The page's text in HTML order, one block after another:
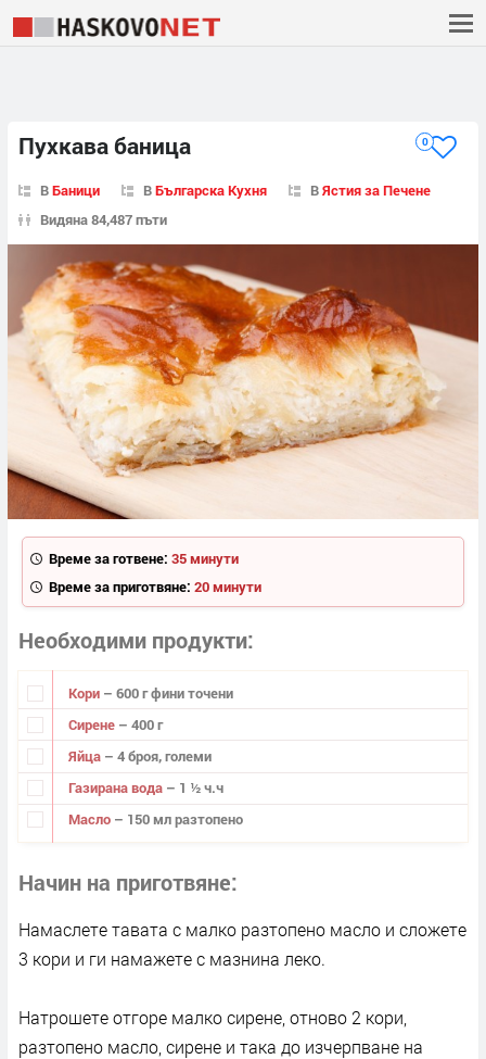
Пухкава баница 0
ВБаници ВБългарска Кухня ВЯстия за Печене
Видяна 84,487 пъти
Време за готвене: 35 минути
Време за приготвяне: 20 минути
Необходими продукти
Кори – 600 г фини точени
Сирене – 400 г
Яйца – 4 броя, големи
Газирана вода – 1 ½ ч.ч
Масло – 150 мл разтопено
Начин на приготвяне
Намаслете тавата с малко разтопено масло и сложете
3 кори и ги намажете с мазнина леко.
Натрошете отгоре малко сирене, отново 2 кори,
разтопено масло, сирене и така до изчерпване на